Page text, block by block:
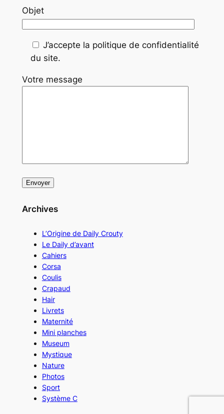
Objet
J’accepte la politique de confidentialité
du site.
Votre message
Archives
L’Origine de Daily Crouty
Le Daily d’avant
Cahiers
Corsa
Coulis
Crapaud
Hair
Livrets
Maternité
Mini planches
Museum
Mystique
Nature
Photos
Sport
Système C